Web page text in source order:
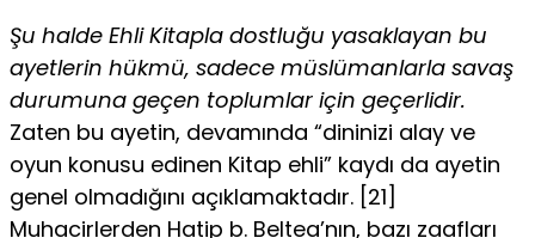
Şu halde Ehli Kitapla dostluğu yasaklayan bu
ayetlerin hükmü, sadece müslümanlarla savaş
durumuna geçen toplumlar için geçerlidir.
Zaten bu ayetin, devamında “dininizi alay ve
oyun konusu edinen Kitap ehli” kaydı da ayetin
genel olmadığını açıklamaktadır. [21]
Muhacirlerden Hatip b. Beltea’nın, bazı zaafları